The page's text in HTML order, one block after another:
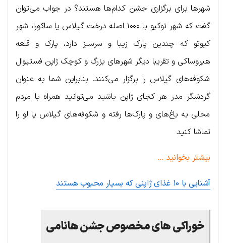
شهرها برای برگزاری جشن کدام‌ها هستند؟ در جواب می‌توان
گفت که شهر توکیو با ۱۰۰۰ اصله درخت گیلاس یا ساکورا، شهر
کیوتو که چندین پارک زیبا و سرسبز دارد، پارک و قلعه
هیروساکی و تقریبا دیگر شهرهای بزرگ و کوچک ژاپن فستیوال
شکوفه‌های گیلاس را برگزار می‌کنند. بنابراین شما به عنوان
گردشگر مدر هر کجای ژاپن باشید می‌توانید همراه با مردم
محلی به باغ‌های و پارک‌ها رفته و شکوفه‌های گیلاس یا لو را
تماشا کنید
بیشتر بخوانید …
آشنایی با ۱۰ غذای ژاپنی که بسیار محبوب هستند
خوراکی های مخصوص جشنهانامی